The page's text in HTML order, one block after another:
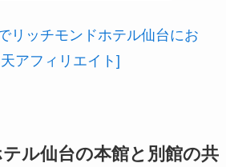
リッチモンドホテル仙台にお
アフィリエイト]
ル仙台の本館と別館の共